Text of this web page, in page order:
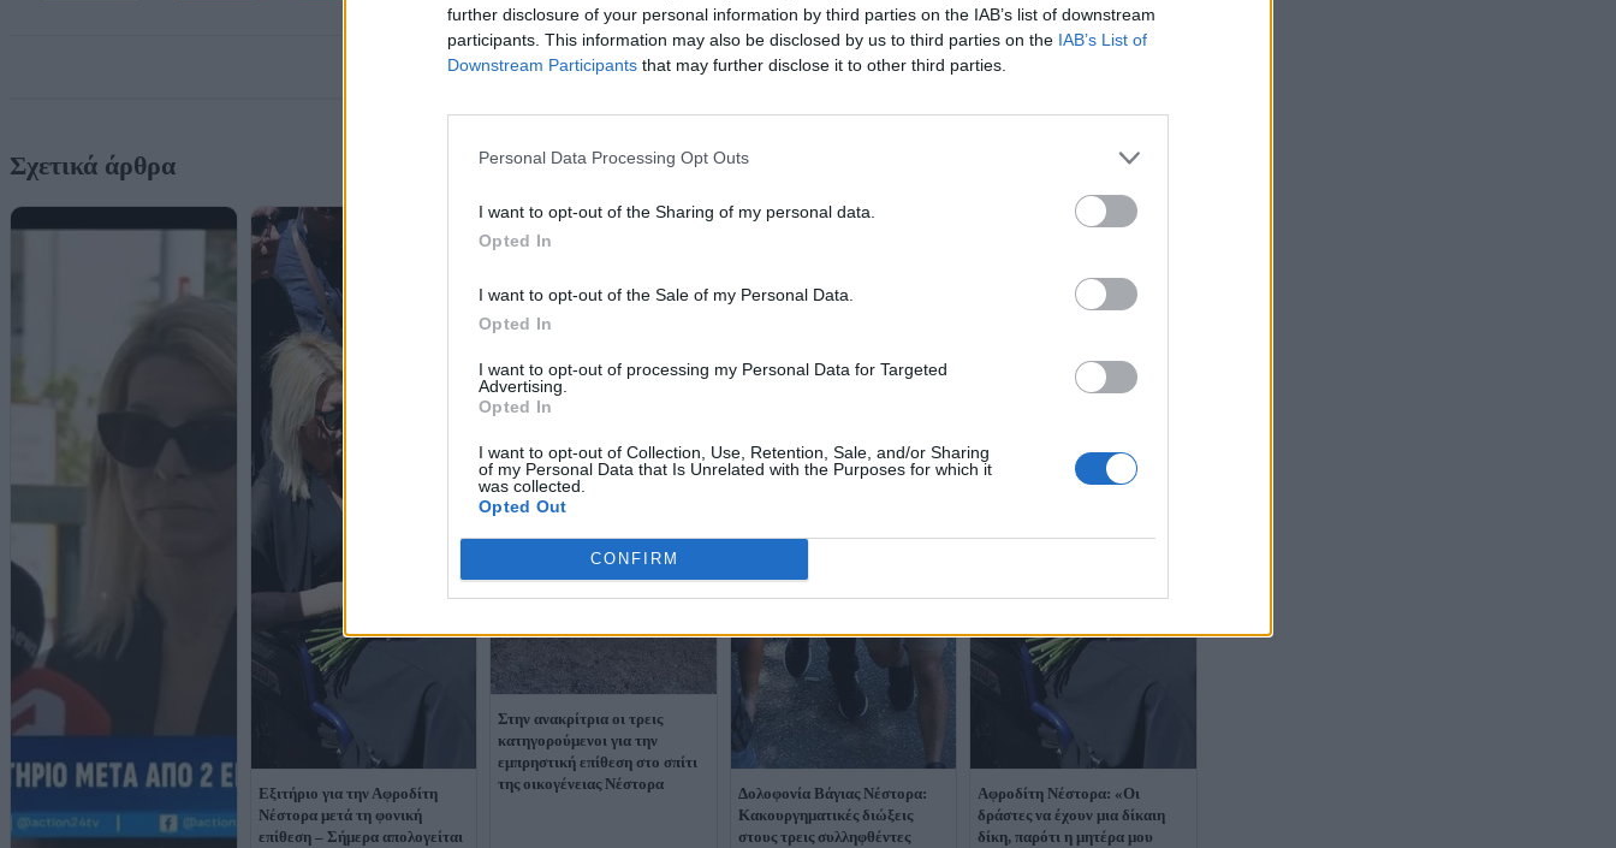
further disclosure of your personal information by third parties on the IAB’s list of downstream
participants. This information may also be disclosed by us to third parties on the IAB’s List of
Downstream Participants that may further disclose it to other third parties.
Personal Data Processing Opt Outs
I want to opt-out of the Sharing of my personal data.
Opted In
I want to opt-out of the Sale of my Personal Data.
Opted In
I want to opt-out of processing my Personal Data for Targeted
Advertising.
Opted In
I want to opt-out of Collection, Use, Retention, Sale, and/or Sharing
of my Personal Data that Is Unrelated with the Purposes for which it
was collected.
Opted Out
CONFIRM
Σχετικά άρθρα
Εξιτήριο για την Αφροδίτη
Νέστορα μετά τη φονική
επίθεση – Σήμερα απολογείται
Στην ανακρίτρια οι τρεις
κατηγορούμενοι για την
εμπρηστική επίθεση στο σπίτι
της οικογένειας Νέστορα
Δολοφονία Βάγιας Νέστορα:
Κακουργηματικές διώξεις
στους τρεις συλληφθέντες
Αφροδίτη Νέστορα: «Οι
δράστες να έχουν μια δίκαιη
δίκη, παρότι η μητέρα μου